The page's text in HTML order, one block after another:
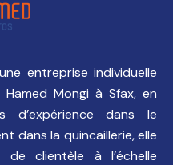
entreprise individuelle
Mongi à Sfax, en
dans le
dans la quincaillerie, elle
de clientèle à l’échelle